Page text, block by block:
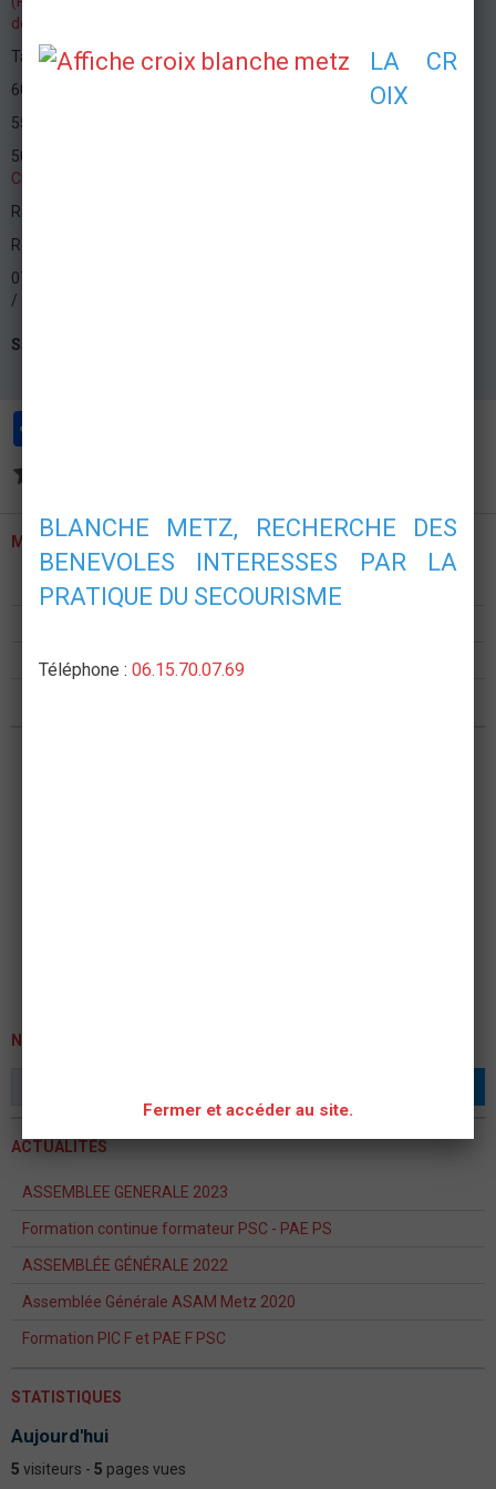
devant les ponts.
Tarif :
60€ candidat seul,
55€ de 2 à 5 candidats,
50€ pour plus de 5 candidats ou pour les porteurs de le carte
CEA
Repas tiré du sac.
Renseignements et inscription : 07 78 68 17 99
07 78 68 17 99
Salle de formation de Devant Les Ponts
MENU
Présentation
Postes de secours
NEWSLETTER
ACTUALITÉS
ASSEMBLEE GENERALE 2023
Formation continue formateur PSC - PAE PS
ASSEMBLÉE GÉNÉRALE 2022
Assemblée Générale ASAM Metz 2020
Formation PIC F et PAE F PSC
STATISTIQUES
Aujourd'hui
5 visiteurs - 5 pages vues
LA CR
OIX
BLANCHE METZ, RECHERCHE DES
BENEVOLES INTERESSES PAR LA
PRATIQUE DU SECOURISME
Téléphone : 06.15.70.07.69
Fermer et accéder au site.